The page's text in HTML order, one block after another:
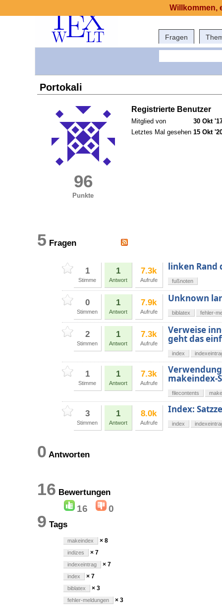
Fragen
Portokali
96
Punkte
Registrierte Benutzer
Mitglied von
30 Okt
Letztes Mal gesehen 15 Okt
5 Fragen
1
Stimme
1
Antwort
7.3k
Aufrufe
linken Rand
fußnoten
0
Stimmen
1
Antwort
7.9k
Aufrufe
Unknown
biblatex fehler-
2
Stimmen
1
Antwort
7.3k
Aufrufe
Verweise
geht das
index
1
Stimme
1
Antwort
7.3k
Aufrufe makeindex-
filecontents
3
Stimmen
1
Antwort
8.0k
Aufrufe
Index:
index
0 Antworten
16 Bewertungen
16 0
9 Tags
makeindex × 8
indizes × 7
indexeintrag × 7
index × 7
biblatex × 3
fehler-meldungen × 3
Willkommen,